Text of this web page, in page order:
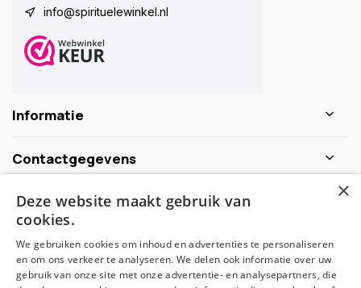
info@spirituelewinkel.nl
Informatie
Contactgegevens
Schijf je nu in voor de nieuwsbrief
Abonneer
×
Deze website maakt gebruik van
cookies.
We gebruiken cookies om inhoud en advertenties te personaliseren
en om ons verkeer te analyseren. We delen ook informatie over uw
gebruik van onze site met onze advertentie- en analysepartners, die